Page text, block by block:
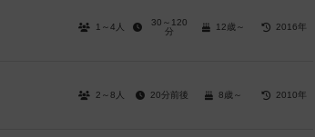
1～4人
30～120
分
12歳～ 2016年
2～8人 20分前後 8歳～ 2010年